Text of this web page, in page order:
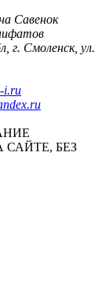
Савенок
г. Смоленск, ул.
i.ru
БЕЗ